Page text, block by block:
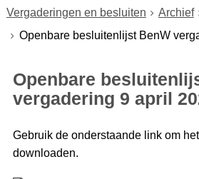
Vergaderingen en besluiten
Archief
Openbare besluitenlijst BenW
Openbare
vergadering 9 april
Gebruik de onderstaande link om
downloaden.